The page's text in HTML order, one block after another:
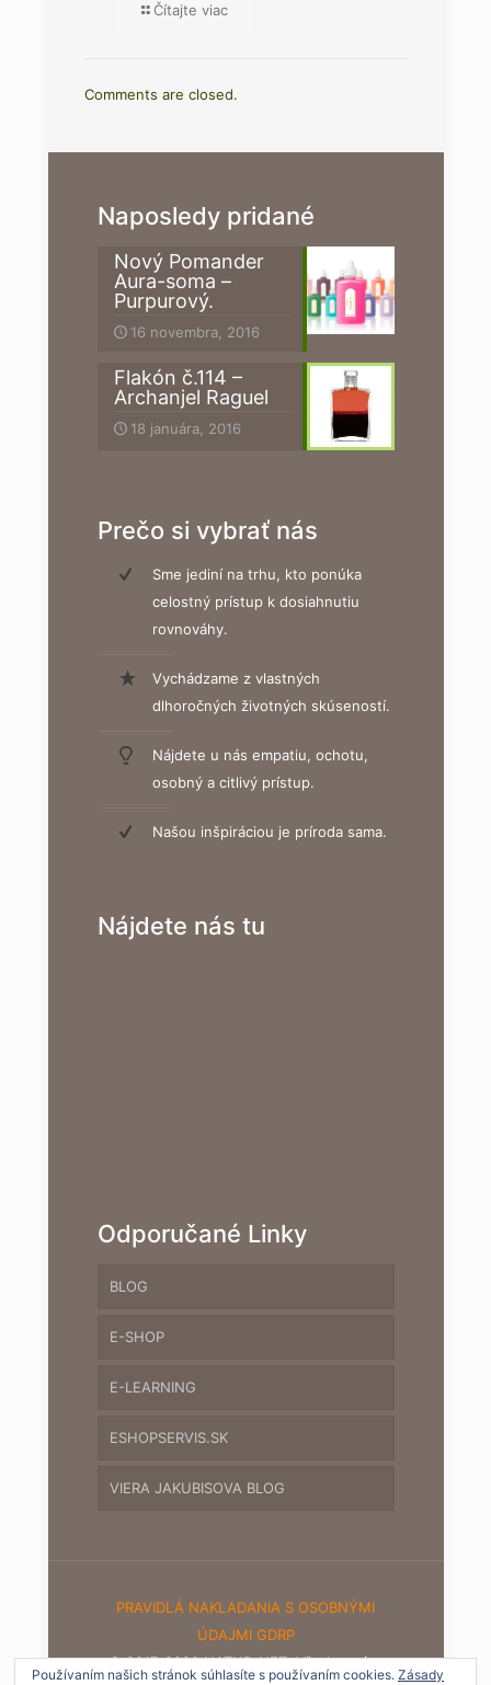
Čítajte viac
Comments are closed.
Naposledy pridané
Nový Pomander
Aura-soma –
Purpurový.
16 novembra, 2016
Flakón č.114 –
Archanjel Raguel
18 januára, 2016
Prečo si vybrať nás
Sme jediní na trhu, kto ponúka
celostný prístup k dosiahnutiu
rovnováhy.
Vychádzame z vlastných
dlhoročných životných skúseností.
Nájdete u nás empatiu, ochotu,
osobný a citlivý prístup.
Našou inšpiráciou je príroda sama.
Nájdete nás tu
Odporučané Linky
BLOG
E-SHOP
E-LEARNING
ESHOPSERVIS.SK
VIERA JAKUBISOVA BLOG
PRAVIDLÁ NAKLADANIA S OSOBNÝMI
ÚDAJMI GDRP
© 2017-2020 NATUR-NET. Všetky práva
Používaním našich stránok súhlasíte s používaním cookies. Zásady